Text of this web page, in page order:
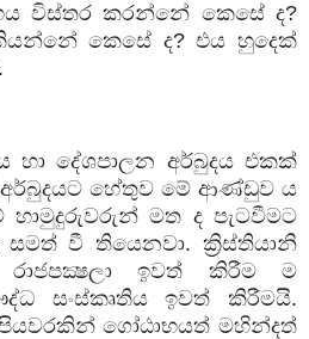
විස්තර කරන්නේ කෙසේ ද?
කෙසේ ද?එය හුදෙක්
හා දේශපාලන අර්බුදය එකක්
හේතුව මේ ආණ්ඩුව ය
මත ද පැටවීමට
වී තියෙනවා. ක්‍රිස්තියානි
ඉවත් කිරීම ම
සංස්කෘතිය ඉවත් කිරීමයි.
ගෝඨාභයත් මහින්දත්